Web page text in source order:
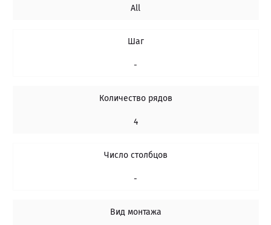
All
Шаг
-
Количество рядов
4
Число столбцов
-
Вид монтажа